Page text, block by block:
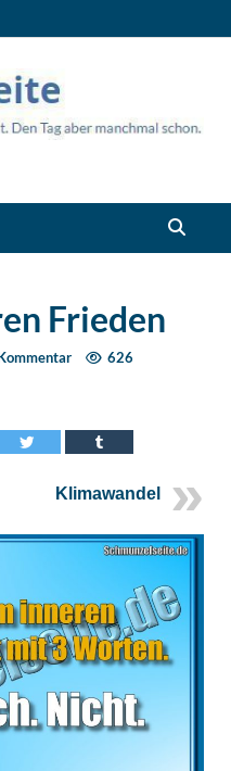
–
Sprüche
Geburtstag & mehr. Lachen
Frieden
626
Klimawandel